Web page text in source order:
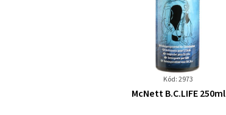
Kód: 2973
Průměrné
McNett B.C.LIFE 250ml